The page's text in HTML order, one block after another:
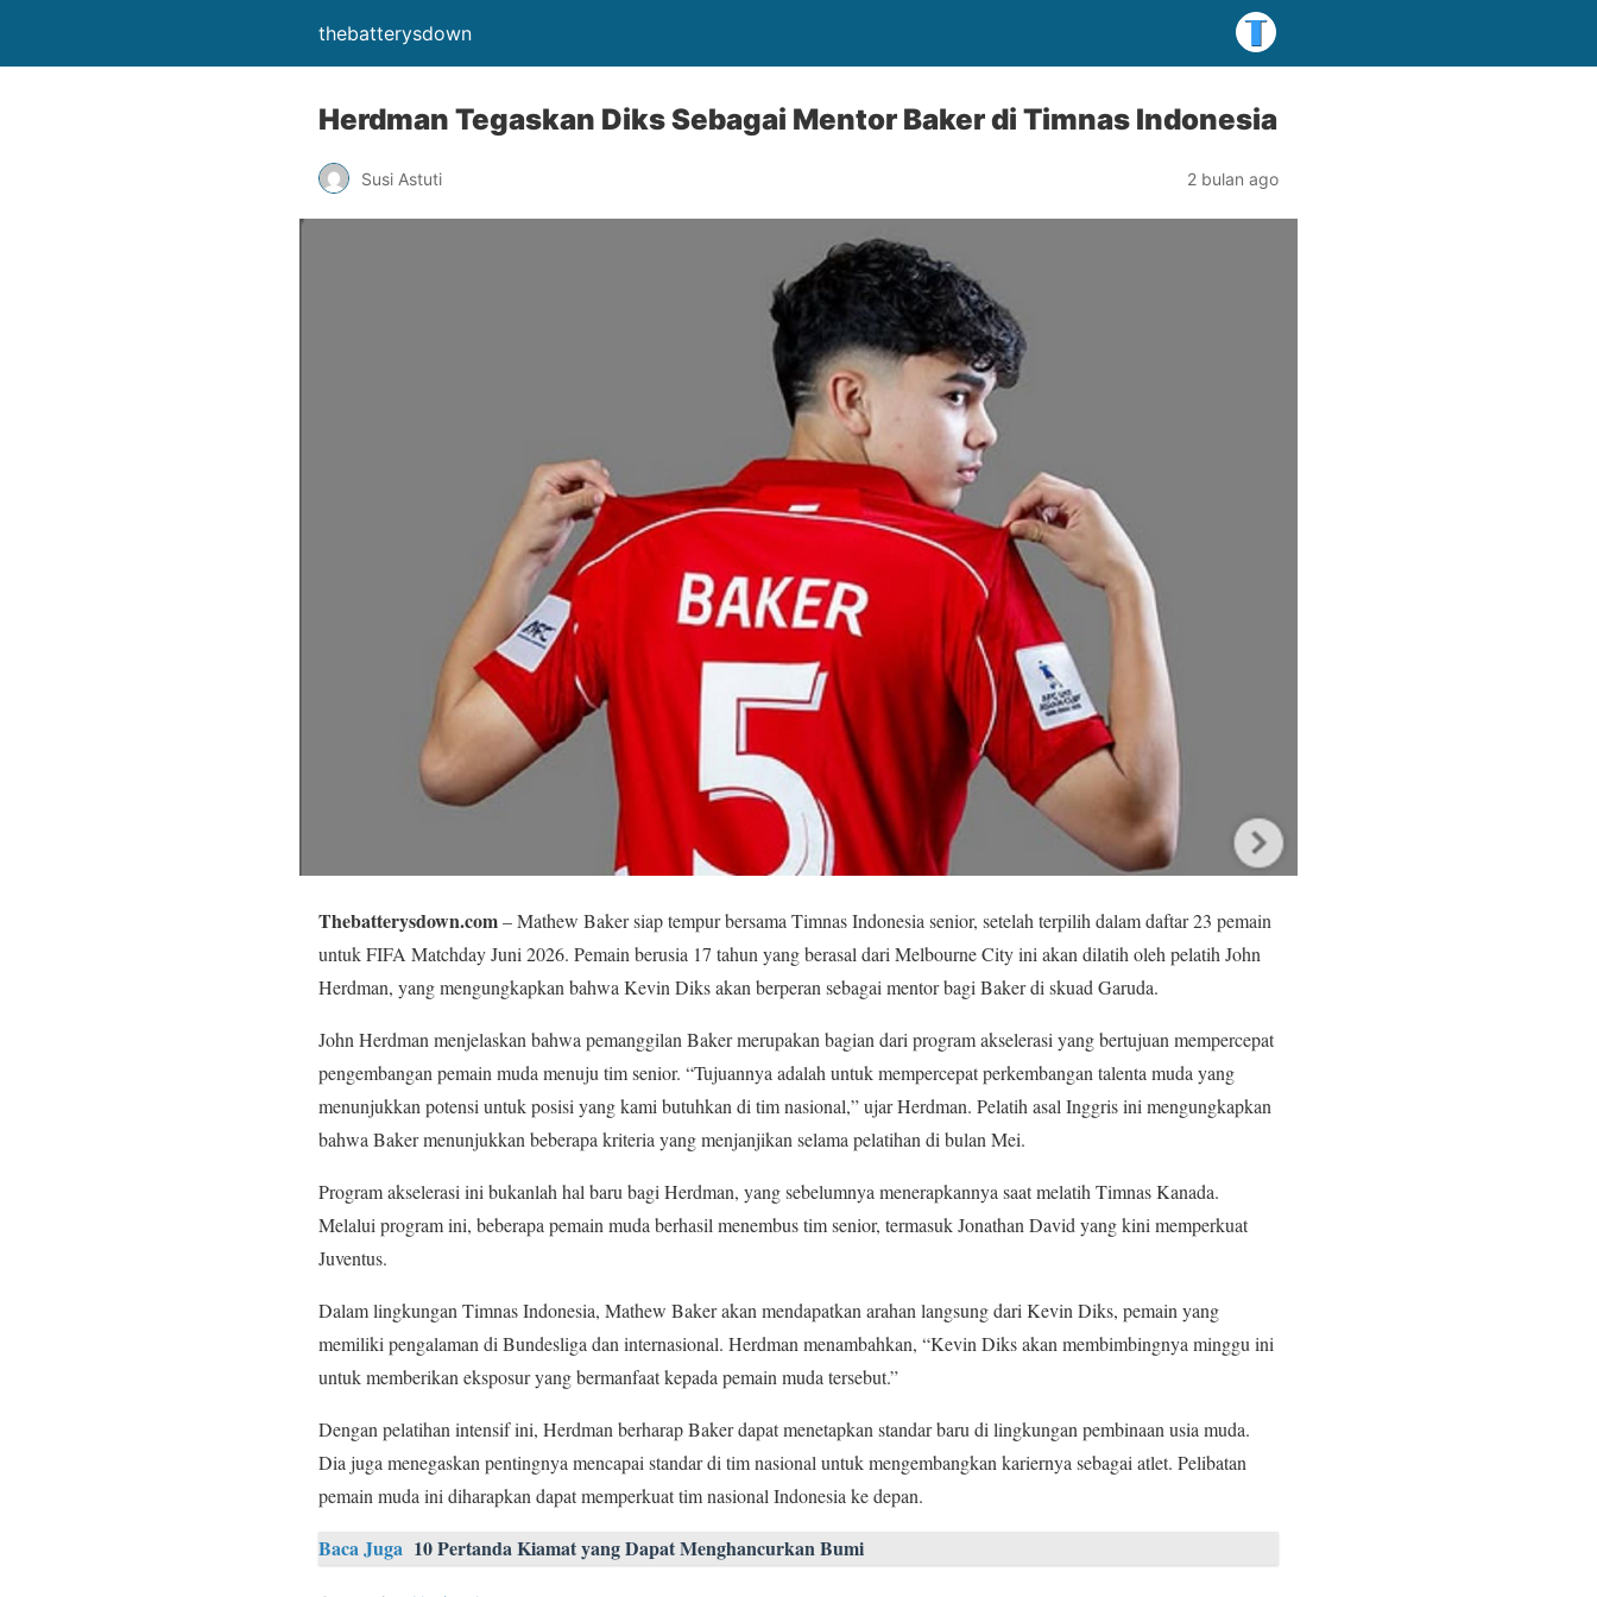
thebatterysdown
Herdman Tegaskan Diks Sebagai Mentor Baker di Timnas Indonesia
Susi Astuti 2 bulan ago
Thebatterysdown.com– Mathew Baker siap tempur bersama Timnas Indonesia senior, setelah terpilih dalam daftar 23 pemain
untuk FIFA Matchday Juni 2026. Pemain berusia 17 tahun yang berasal dari Melbourne City ini akan dilatih oleh pelatih John
Herdman, yang mengungkapkan bahwa Kevin Diks akan berperan sebagai mentor bagi Baker di skuad Garuda.
John Herdman menjelaskan bahwa pemanggilan Baker merupakan bagian dari program akselerasi yang bertujuan mempercepat
pengembangan pemain muda menuju tim senior. “Tujuannya adalah untuk mempercepat perkembangan talenta muda yang
menunjukkan potensi untuk posisi yang kami butuhkan di tim nasional,” ujar Herdman. Pelatih asal Inggris ini mengungkapkan
bahwa Baker menunjukkan beberapa kriteria yang menjanjikan selama pelatihan di bulan Mei.
Program akselerasi ini bukanlah hal baru bagi Herdman, yang sebelumnya menerapkannya saat melatih Timnas Kanada.
Melalui program ini, beberapa pemain muda berhasil menembus tim senior, termasuk Jonathan David yang kini memperkuat
Juventus.
Dalam lingkungan Timnas Indonesia, Mathew Baker akan mendapatkan arahan langsung dari Kevin Diks, pemain yang
memiliki pengalaman di Bundesliga dan internasional. Herdman menambahkan, “Kevin Diks akan membimbingnya minggu ini
untuk memberikan eksposur yang bermanfaat kepada pemain muda tersebut.”
Dengan pelatihan intensif ini, Herdman berharap Baker dapat menetapkan standar baru di lingkungan pembinaan usia muda.
Dia juga menegaskan pentingnya mencapai standar di tim nasional untuk mengembangkan kariernya sebagai atlet. Pelibatan
pemain muda ini diharapkan dapat memperkuat tim nasional Indonesia ke depan.
Baca Juga 10 Pertanda Kiamat yang Dapat Menghancurkan Bumi